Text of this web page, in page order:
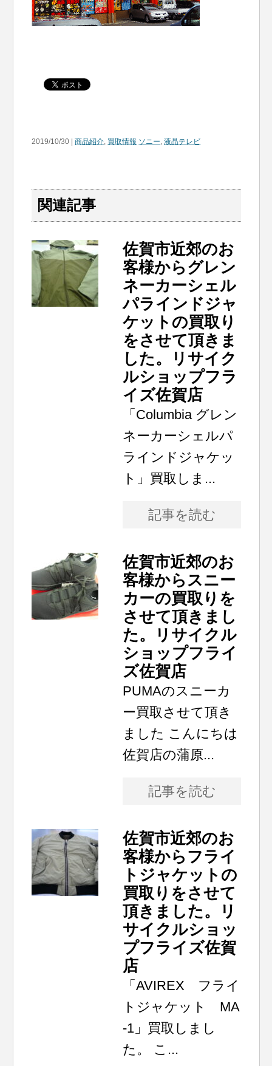
2019/10/30 |商品紹介, 買取情報 ソニー,液晶テレビ
関連記事
佐賀市近郊のお
客様からグレン
ネーカーシェル
パラインドジャ
ケットの買取り
をさせて頂きま
した。リサイク
ルショップフラ
イズ佐賀店
「Columbia グレン
ネーカーシェルパ
ラインドジャケッ
ト」買取しま...
記事を読む
佐賀市近郊のお
客様からスニー
カーの買取りを
させて頂きまし
た。リサイクル
ショップフライ
ズ佐賀店
PUMAのスニーカ
ー買取させて頂き
ました こんにちは
佐賀店の蒲原...
記事を読む
佐賀市近郊のお
客様からフライ
トジャケットの
買取りをさせて
頂きました。リ
サイクルショッ
プフライズ佐賀
店
「AVIREX フライ
トジャケット MA
-1」買取しまし
た。 こ...